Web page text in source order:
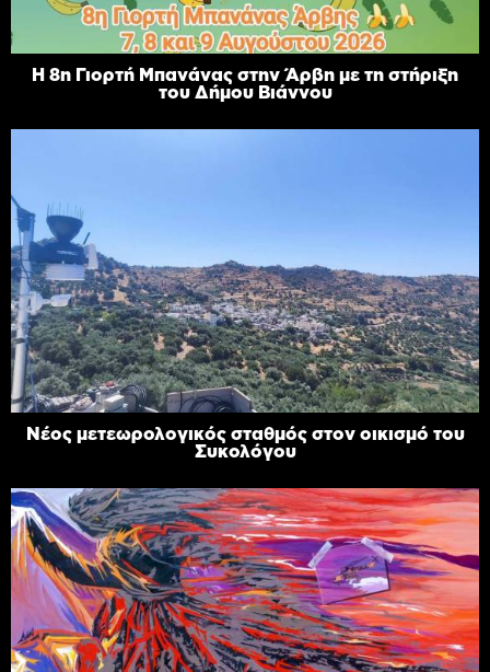
Η 8η Γιορτή Μπανάνας στην Άρβη με τη στήριξη
του Δήμου Βιάννου
Νέος μετεωρολογικός σταθμός στον οικισμό του
Συκολόγου